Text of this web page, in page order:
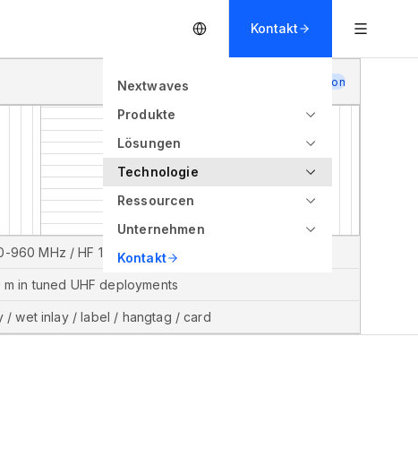
Kontakt
Nextwaves
Produkte
Lösungen
Technologie
Ressourcen
Unternehmen
Kontakt
Carbon
960 MHz / HF 13.56 MHz / NFC
m in tuned UHF deployments
/ wet inlay / label / hangtag / card